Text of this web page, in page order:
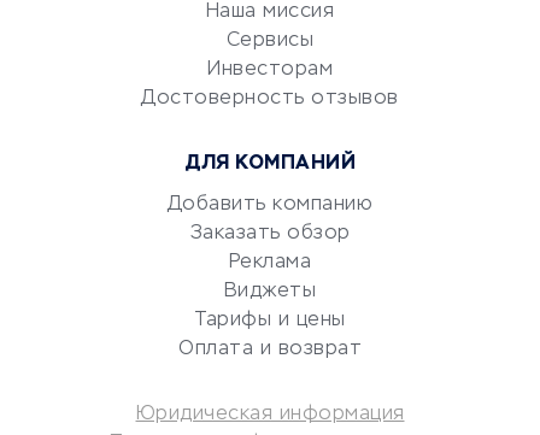
документооборот
Консалтинговые компании
Аудиторские компании
Бухгалтерия онлайн
КРЕДИТЫ И ЗАЙМЫ
Наша миссия
Сервисы
Инвесторам
Достоверность отзывов
ДЛЯ КОМПАНИЙ
Добавить компанию
Заказать обзор
Реклама
Виджеты
Тарифы и цены
Оплата и возврат
Юридическая информация